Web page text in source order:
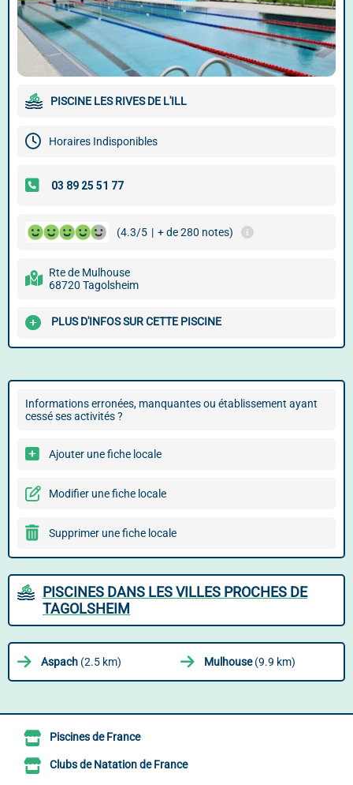
PISCINE LES RIVES DE L'ILL
Horaires Indisponibles
(4.3/5 | + de 280 notes)
Rte de Mulhouse
68720 Tagolsheim
PLUS D'INFOS SUR CETTE PISCINE
Informations erronées, manquantes ou établissement ayant
cessé ses activités ?
Ajouter une fiche locale
Modifier une fiche locale
Supprimer une fiche locale
PISCINES DANS LES VILLES PROCHES DE
TAGOLSHEIM
Aspach (2.5 km) Mulhouse(9.9 km)
Piscines de France
Clubs de Natation de France